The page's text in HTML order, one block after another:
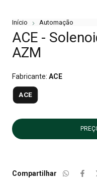
Início Automação
ACE -
AZM
Fabricante: ACE
ACE
Compartilhar